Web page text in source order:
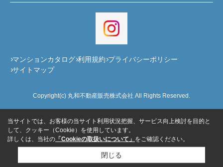
マンションカタログ 利用規約 プライバシーポリシー
サイトマップ
Copyright(c) 丸和不動産販売株式会社 All Rights Reserved.
当サイトでは、お客様の当サイト利用状況把握、サービス向上検討を目的と
して、クッキー（Cookie）を使用しています。
詳しくは、当社の 「Cookieの取扱いについて」 をご確認ください。
閉じる